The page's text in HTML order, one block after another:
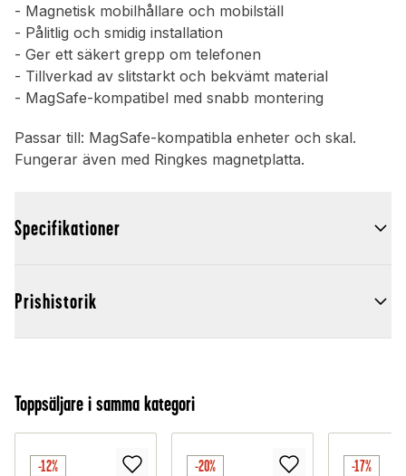
- Magnetisk mobilhållare och mobilställ
- Pålitlig och smidig installation
- Ger ett säkert grepp om telefonen
- Tillverkad av slitstarkt och bekvämt material
- MagSafe-kompatibel med snabb montering
Passar till: MagSafe-kompatibla enheter och skal.
Fungerar även med Ringkes magnetplatta.
Specifikationer
Prishistorik
Toppsäljare i samma kategori
-12% -20% -17%